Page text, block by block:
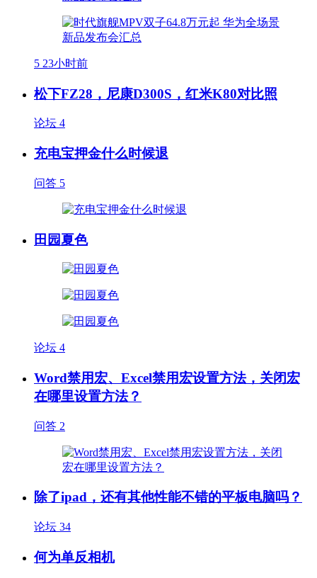
5 23小时前
松下FZ28，尼康D300S，红米K80对比照
论坛 4
充电宝押金什么时候退
问答 5
田园夏色
论坛 4
Word禁用宏、Excel禁用宏设置方法，关闭宏
在哪里设置方法？
问答 2
除了ipad，还有其他性能不错的平板电脑吗？
论坛 34
何为单反相机